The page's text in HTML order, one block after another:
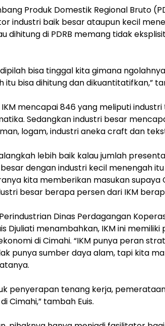
Produk Domestik Regional Bruto
industri baik besar ataupun kecil
dihitung di PDRB memang tidak
bisa tinggal kita gimana
itu bisa dihitung dan dikuantitatifkan,”
IKM mencapai 846 yang meliputi
Sedangkan industri besar
logam, industri aneka craft dan
lebih baik kalau jumlah
dengan industri kecil menengah itu
kita memberikan masukan supaya
besar berapa persen dari IKM
Dinas Perdagangan
Djuliati menambahkan, IKM ini
di Cimahi. “IKM punya peran
punya sumber daya alam, tapi kita
penyerapan tenang kerja,
Cimahi,” tambah Euis.